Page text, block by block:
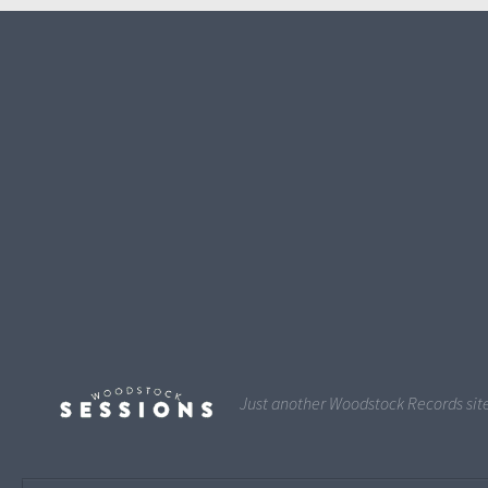
Just another Woodstock Records